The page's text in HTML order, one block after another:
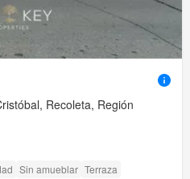
Recoleta, Región
Sin amueblar Terraza